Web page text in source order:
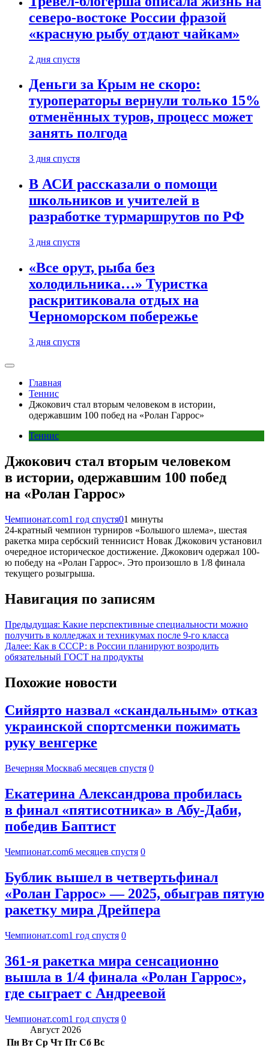
северо-востоке России фразой
«красную рыбу отдают чайкам»
2 дня спустя
Деньги за Крым не скоро:
туроператоры вернули только 15%
отменённых туров, процесс может
занять полгода
3 дня спустя
В АСИ рассказали о помощи
школьников и учителей в
разработке турмаршрутов по РФ
3 дня спустя
«Все орут, рыба без
холодильника…» Туристка
раскритиковала отдых на
Черноморском побережье
3 дня спустя
Главная
Теннис
Джокович стал вторым человеком в истории,
одержавшим 100 побед на «Ролан Гаррос»
Теннис
Джокович стал вторым человеком
в истории, одержавшим 100 побед
на «Ролан Гаррос»
Чемпионат.com1 год спустя01 минуты
24-кратный чемпион турниров «Большого шлема», шестая
ракетка мира сербский теннисист Новак Джокович установил
очередное историческое достижение. Джокович одержал 100-
ю победу на «Ролан Гаррос». Это произошло в 1/8 финала
текущего розыгрыша.
Навигация по записям
Предыдущая: Какие перспективные специальности можно
получить в колледжах и техникумах после 9-го класса
Далее: Как в СССР: в России планируют возродить
обязательный ГОСТ на продукты
Похожие новости
Сийярто назвал «скандальным» отказ
украинской спортсменки пожимать
руку венгерке
Вечерняя Москва6 месяцев спустя 0
Екатерина Александрова пробилась
в финал «пятисотника» в Абу-Даби,
победив Баптист
Чемпионат.com6 месяцев спустя 0
Бублик вышел в четвертьфинал
«Ролан Гаррос» — 2025, обыграв пятую
ракетку мира Дрейпера
Чемпионат.com1 год спустя 0
361-я ракетка мира сенсационно
вышла в 1/4 финала «Ролан Гаррос»,
где сыграет с Андреевой
Чемпионат.com1 год спустя 0
Август 2026
Пн Вт Ср Чт Пт Сб Вс